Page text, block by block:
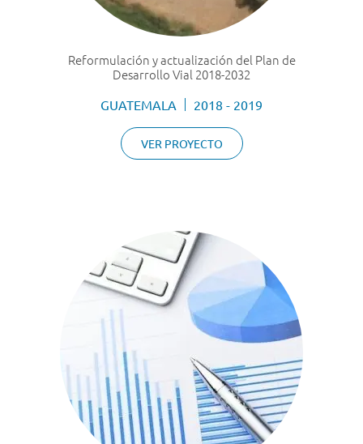
Reformulación y actualización del Plan de
Desarrollo Vial 2018-2032
GUATEMALA 2018 - 2019
VER PROYECTO